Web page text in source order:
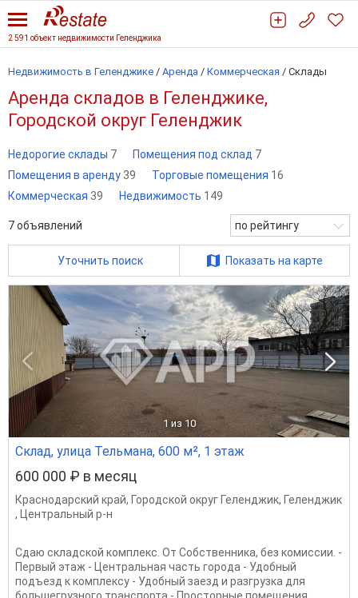
2 591 объект недвижимости Геленджика
Недвижимость в Геленджике / Аренда / Коммерческая / Склады
Аренда складов в Геленджике,
Городской округ Геленджик
Недорогие склады 7 Помещения под склад 7
Помещения в аренду 39 Торговые помещения 16
Коммерческая 39 Недвижимость 149
7объявлений по рейтингу
Уточнить поиск Показать на карте
1 из 10
Склад, улица Тельмана, 600 м², 1 этаж
600 000 ₽ в месяц
Краснодарский край, Городской округ Геленджик, Геленджик
,
Центральный р-н
Сдаю складской комплекс. От Собственника, без комиссии. -
Первый этаж - Центральная часть города - Удобный
подъезд к комплексу - Удобный заезд и разгрузка для